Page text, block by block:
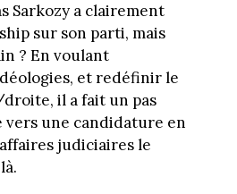
Sarkozy a clairement
sur son parti, mais
? En voulant
et redéfinir le
il a fait un pas
vers une candidature en
affaires judiciaires le